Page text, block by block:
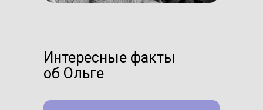
Интересные факты
об Ольге